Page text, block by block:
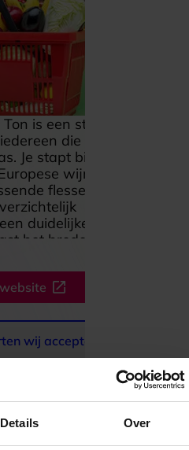
Details Over
is een stijlvolle
die graag iets
Je stapt binnen in een
wijngebieden
flessen uit andere
duidelijke liefde voor
het brede assortiment
advies voor
sfeer waarin
locaties krijgt die
een wijnbar, zodat je
genieten. Dat maakt
fijne bestemming voor
goede fles voor thuis
om nieuwe favorieten te
wij accepteren